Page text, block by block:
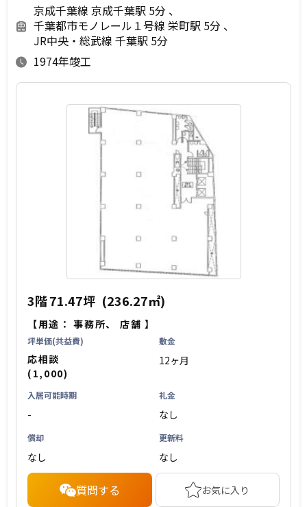
京成千葉線 京成千葉駅 5分
千葉都市モノレール１号線 栄町駅 5分
JR中央・総武線 千葉駅 5分
1974年竣工
3階71.47坪 (236.27㎡)
【用途：事務所、 店舗 】
坪単価(共益費)
応相談
(1,000)
敷金
12ヶ月
入居可能時期
-
礼金
なし
償却
なし
更新料
なし
質問する お気に入り